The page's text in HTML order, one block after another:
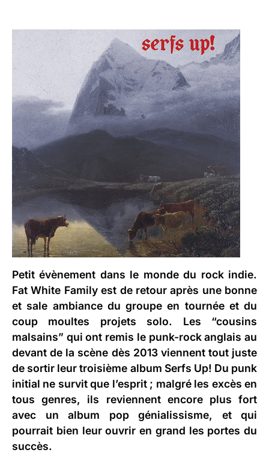
Petit évènement dans le monde du rock indie.
Fat White Familyest de retour après une bonne
et sale ambiance du groupe en tournée et du
coup moultes projets solo. Les “cousins
malsains” qui ont remis le punk-rock anglais au
devant de la scène dès 2013 viennent tout juste
de sortir leur troisième album Serfs Up! Du punk
initial ne survit que l’esprit ; malgré les excès en
tous genres, ils reviennent encore plus fort
avec un album pop génialissisme, et qui
pourrait bien leur ouvrir en grand les portes du
succès.